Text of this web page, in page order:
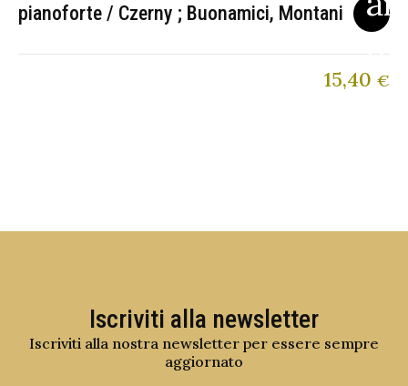
pianoforte / Czerny ; Buonamici, Montani
15,40 €
Iscriviti alla newsletter
Iscriviti alla nostra newsletter per essere sempre
aggiornato